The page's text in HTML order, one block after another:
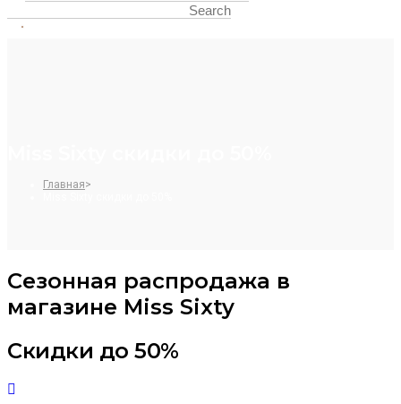
Главная>
Сезонная распродажа в
магазине Miss Sixty
Скидки до 50%